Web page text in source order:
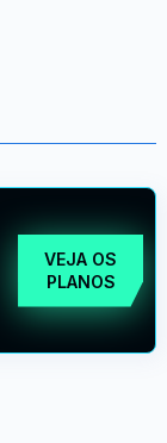
VEJA OS
PLANOS